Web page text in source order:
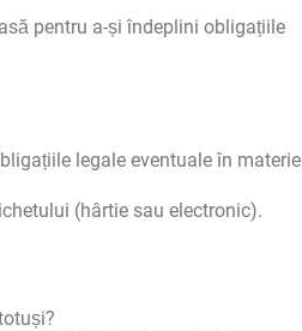
pentru a-și îndeplini obligațiile
legale eventuale în materie
(hârtie sau electronic).